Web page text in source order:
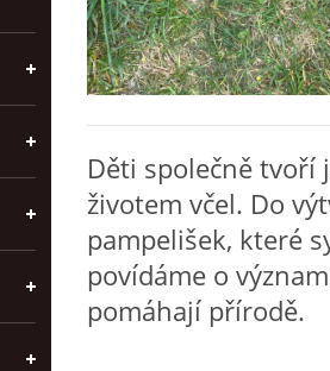
Děti společně
životem včel. Do
pampelišek, které
povídáme o
pomáhají přírodě.